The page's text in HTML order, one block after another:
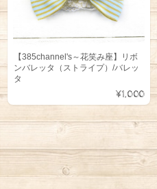
【385channel's～花笑み座】リボ
ンバレッタ（ストライプ）/バレッ
タ
¥1,000